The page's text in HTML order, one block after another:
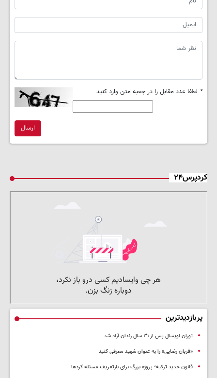
* لطفا عدد مقابل را در جعبه متن وارد کنید
ارسال
کردپرس۲۴
پربازدیدترین
توران اویسال پس از ۳۱ سال زندان آزاد شد
«قربان رضایی» را به عنوان شهید معرفی کنید
قانون جدید ترکیه؛ پروژه بزرگ‌ برای بازتعریف مسئله کردها